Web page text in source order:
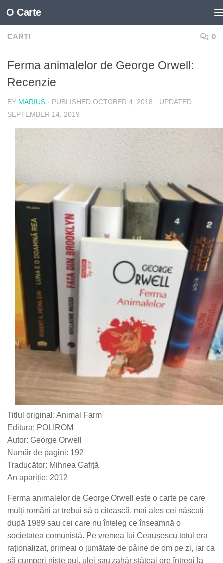
Skip to content
O Carte
CARTI 0
Ferma animalelor de George Orwell:
Recenzie
BY MARIUS · PUBLISHED OCTOBER 4, 2018 · UPDATED
SEPTEMBER 14, 2019
Titlul original: Animal Farm
Editura: POLIROM
Autor: George Orwell
Număr de pagini: 192
Traducător: Mihnea Gafiță
An apariție: 2012
Ferma animalelor de George Orwell este o carte pe care
mulți români ar trebui să o citească, mai ales cei născuți
după 1989 sau cei care nu înțeleg ce înseamnă o
societatea comunistă. Pe vremea lui Ceaușescu totul era
raționalizat, primeai o jumătate de pâine de om pe zi, iar ca
să cumperi niște pui, ulei sau zahăr stăteai ore întregi la